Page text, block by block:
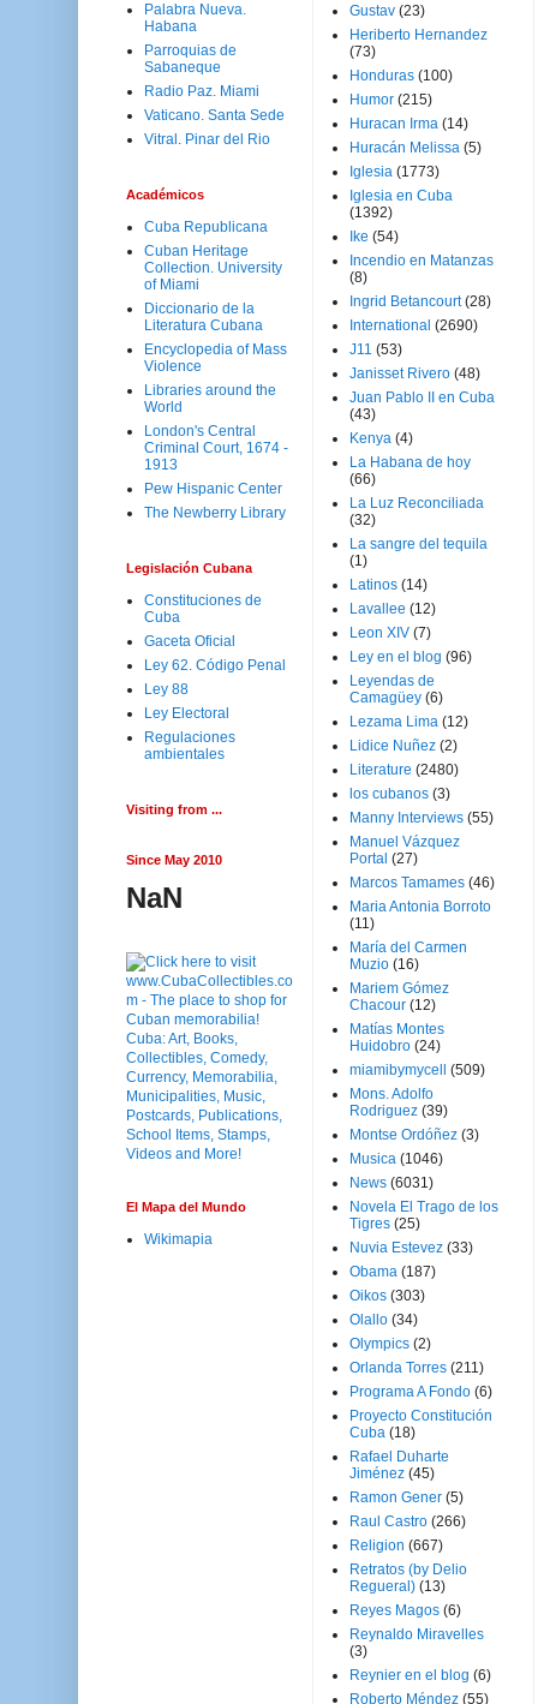
Palabra Nueva.
Habana
Parroquias de
Sabaneque
Radio Paz. Miami
Vaticano. Santa Sede
Vitral. Pinar del Rio
Académicos
Cuba Republicana
Cuban Heritage
Collection. University
of Miami
Diccionario de la
Literatura Cubana
Encyclopedia of Mass
Violence
Libraries around the
World
London's Central
Criminal Court, 1674 -
1913
Pew Hispanic Center
The Newberry Library
Legislación Cubana
Constituciones de
Cuba
Gaceta Oficial
Ley 62. Código Penal
Ley 88
Ley Electoral
Regulaciones
ambientales
Visiting from ...
Since May 2010
NaN
El Mapa del Mundo
Wikimapia
Gustav (23)
Heriberto Hernandez
(73)
Honduras (100)
Humor (215)
Huracan Irma (14)
Huracán Melissa (5)
Iglesia (1773)
Iglesia en Cuba
(1392)
Ike (54)
Incendio en Matanzas
(8)
Ingrid Betancourt (28)
International (2690)
J11 (53)
Janisset Rivero (48)
Juan Pablo II en Cuba
(43)
Kenya (4)
La Habana de hoy
(66)
La Luz Reconciliada
(32)
La sangre del tequila
(1)
Latinos (14)
Lavallee (12)
Leon XIV (7)
Ley en el blog (96)
Leyendas de
Camagüey (6)
Lezama Lima (12)
Lidice Nuñez (2)
Literature (2480)
los cubanos (3)
Manny Interviews (55)
Manuel Vázquez
Portal (27)
Marcos Tamames (46)
Maria Antonia Borroto
(11)
María del Carmen
Muzio (16)
Mariem Gómez
Chacour (12)
Matías Montes
Huidobro (24)
miamibymycell
(509)
Mons. Adolfo
Rodriguez (39)
Montse Ordóñez (3)
Musica (1046)
News (6031)
Novela El Trago de los
Tigres (25)
Nuvia Estevez (33)
Obama (187)
Oikos (303)
Olallo (34)
Olympics (2)
Orlanda Torres (211)
Programa A Fondo (6)
Proyecto Constitución
Cuba (18)
Rafael Duharte
Jiménez (45)
Ramon Gener (5)
Raul Castro (266)
Religion (667)
Retratos (by Delio
Regueral) (13)
Reyes Magos (6)
Reynaldo Miravelles
(3)
Reynier en el blog (6)
Roberto Méndez (55)